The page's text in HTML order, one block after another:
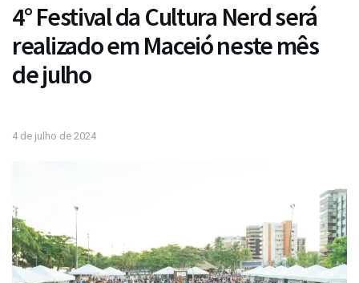
4° Festival da Cultura Nerd será
realizado em Maceió neste mês
de julho
4 de julho de 2024